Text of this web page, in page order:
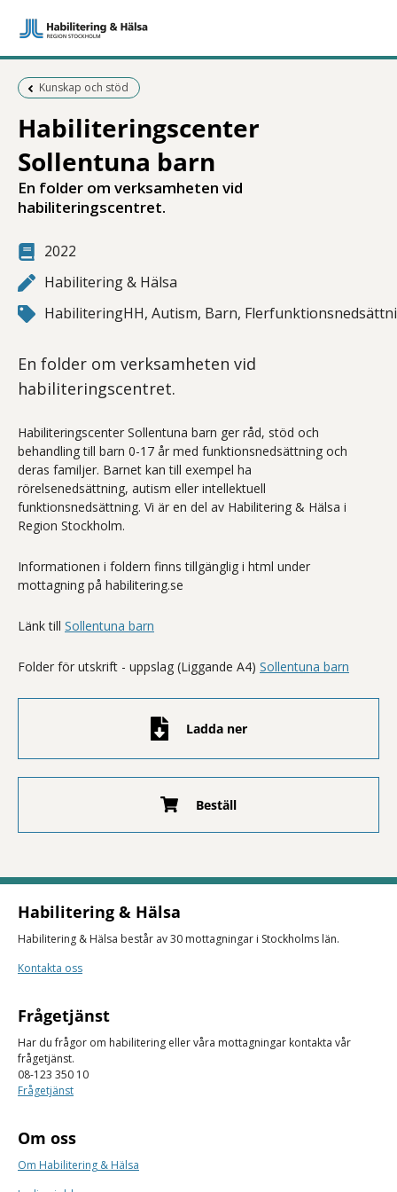
Föregående sida:
Kunskap och stöd
Habiliteringscenter
Sollentuna barn
En folder om verksamheten vid
habiliteringscentret.
2022
Habilitering & Hälsa
HabiliteringHH, Autism, Barn,
En folder om verksamheten vid
habiliteringscentret.
Habiliteringscenter Sollentuna barn ger råd, stöd och
behandling till barn 0-17 år med funktionsnedsättning och
deras familjer. Barnet kan till exempel ha
rörelsenedsättning, autism eller intellektuell
funktionsnedsättning. Vi är en del av Habilitering & Hälsa i
Region Stockholm.
Informationen i foldern finns tillgänglig i html under
mottagning på habilitering.se
Länk till Sollentuna barn
Folder för utskrift - uppslag (Liggande A4) Sollentuna barn
Ladda ner
Beställ
Habilitering & Hälsa
Habilitering & Hälsa består av 30 mottagningar i Stockholms län.
Kontakta oss
Frågetjänst
Har du frågor om habilitering eller våra mottagningar kontakta vår
frågetjänst.
08-123 350 10
Frågetjänst
Om oss
Om Habilitering & Hälsa